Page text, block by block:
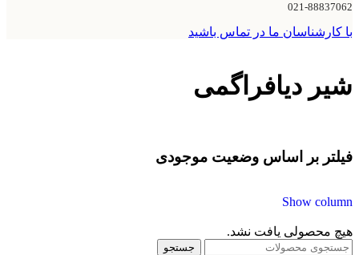
021-88837062
با کارشناسان ما در تماس باشید
شیر دیافراگمی
فیلتر بر اساس وضعیت موجودی
Show column
هیچ محصولی یافت نشد.
جستجو